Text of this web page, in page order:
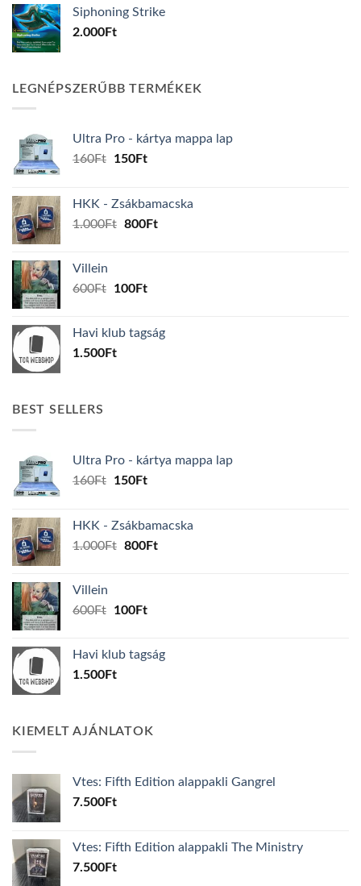
Siphoning Strike
2.000Ft
LEGNÉPSZERŰBB TERMÉKEK
Ultra Pro - kártya mappa lap
160Ft
Original
160Ft.
150FtCurrent
150Ft.
HKK - Zsákbamacska
1.000Ft Original
800FtCurrent
Villein
600Ft
Original
600Ft.
100FtCurrent
100Ft.
Havi klub tagság
1.500Ft
BEST SELLERS
Ultra Pro - kártya mappa lap
160Ft
Original
160Ft.
150FtCurrent
150Ft.
HKK - Zsákbamacska
1.000Ft Original
800FtCurrent
Villein
600Ft
Original
600Ft.
100FtCurrent
100Ft.
Havi klub tagság
1.500Ft
KIEMELT AJÁNLATOK
Vtes: Fifth Edition alappakli Gangrel
7.500Ft
Vtes: Fifth Edition alappakli The Ministry
7.500Ft